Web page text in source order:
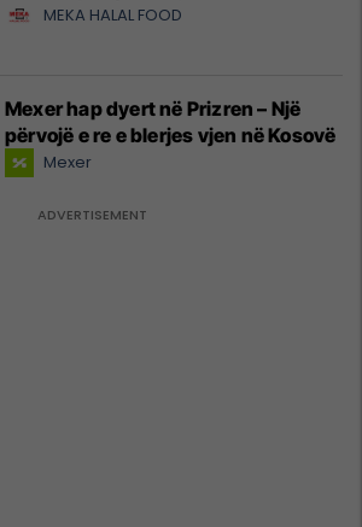
MEKA HALAL FOOD
Mexer hap dyert në Prizren – Një
përvojë e re e blerjes vjen në Kosovë
Mexer